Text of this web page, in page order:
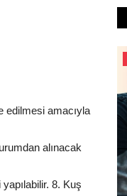
edilmesi amacıyla
alınacak
8. Kuş